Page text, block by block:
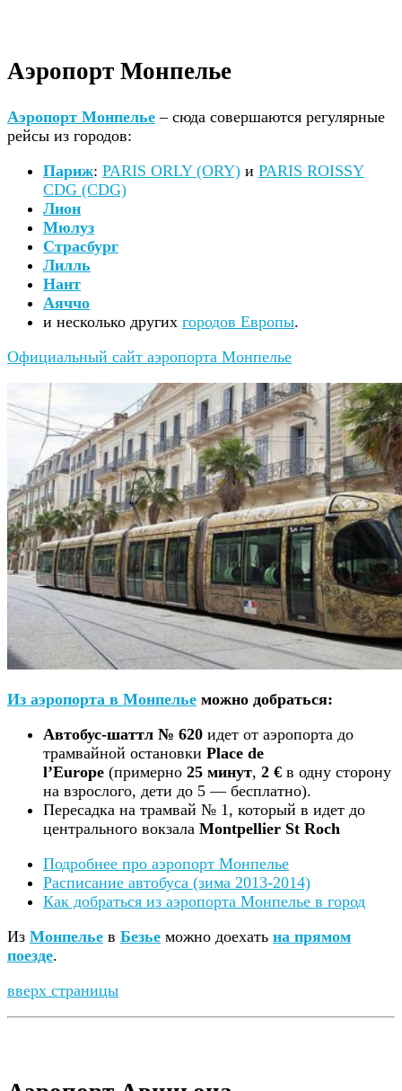
Аэропорт Монпелье
Аэропорт Монпелье – сюда совершаются регулярные
рейсы из городов:
Париж: PARIS ORLY (ORY) и PARIS ROISSY
CDG (CDG)
Лион
Мюлуз
Страсбург
Лилль
Нант
Аяччо
и несколько других городов Европы.
Официальный сайт аэропорта Монпелье
Из аэропорта в Монпелье можно добраться:
Автобус-шаттл № 620 идет от аэропорта до
трамвайной остановки Place de
l’Europe (примерно 25 минут, 2 € в одну сторону
на взрослого, дети до 5 — бесплатно).
Пересадка на трамвай № 1, который в идет до
центрального вокзала Montpellier St Roch
Подробнее про аэропорт Монпелье
Расписание автобуса (зима 2013-2014)
Как добраться из аэропорта Монпелье в город
Из Монпелье в Безье можно доехать на прямом
поезде.
вверх страницы